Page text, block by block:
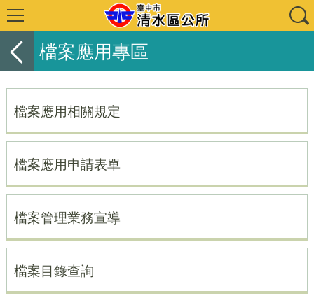
檔案應用專區
檔案應用相關規定
檔案應用申請表單
檔案管理業務宣導
檔案目錄查詢